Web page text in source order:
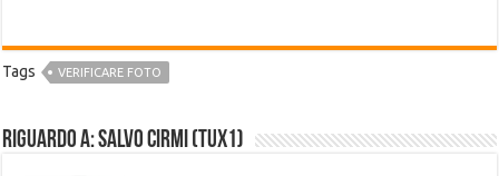
Tags VERIFICARE FOTO
Riguardo a: Salvo Cirmi (Tux1)